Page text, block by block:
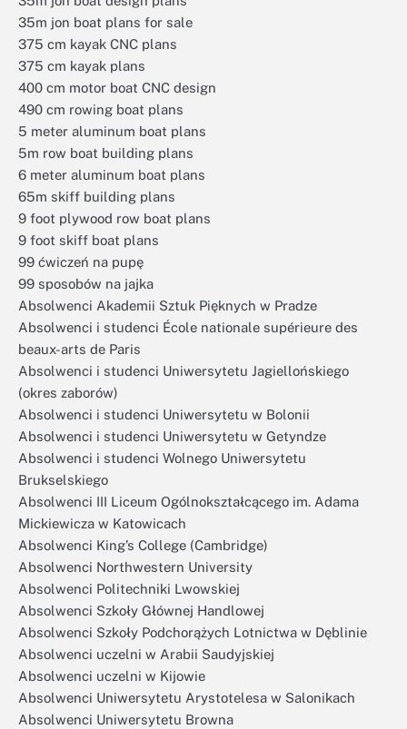
35m jon boat plans for sale
375 cm kayak CNC plans
375 cm kayak plans
400 cm motor boat CNC design
490 cm rowing boat plans
5 meter aluminum boat plans
5m row boat building plans
6 meter aluminum boat plans
65m skiff building plans
9 foot plywood row boat plans
9 foot skiff boat plans
99 ćwiczeń na pupę
99 sposobów na jajka
Absolwenci Akademii Sztuk Pięknych w Pradze
Absolwenci i studenci École nationale supérieure des
beaux-arts de Paris
Absolwenci i studenci Uniwersytetu Jagiellońskiego
(okres zaborów)
Absolwenci i studenci Uniwersytetu w Bolonii
Absolwenci i studenci Uniwersytetu w Getyndze
Absolwenci i studenci Wolnego Uniwersytetu
Brukselskiego
Absolwenci III Liceum Ogólnokształcącego im. Adama
Mickiewicza w Katowicach
Absolwenci King’s College (Cambridge)
Absolwenci Northwestern University
Absolwenci Politechniki Lwowskiej
Absolwenci Szkoły Głównej Handlowej
Absolwenci Szkoły Podchorążych Lotnictwa w Dęblinie
Absolwenci uczelni w Arabii Saudyjskiej
Absolwenci uczelni w Kijowie
Absolwenci Uniwersytetu Arystotelesa w Salonikach
Absolwenci Uniwersytetu Browna